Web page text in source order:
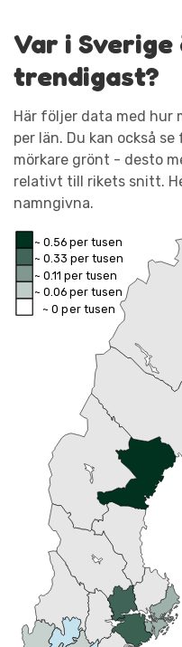
Var i Sverige
trendigast?
Här följer data med hur
per län. Du kan också
mörkare grönt - desto
relativt till rikets snitt.
namngivna.
~ 0.56 per tusen
~ 0.33 per tusen
~ 0.11 per tusen
~ 0.06 per tusen
~ 0 per tusen